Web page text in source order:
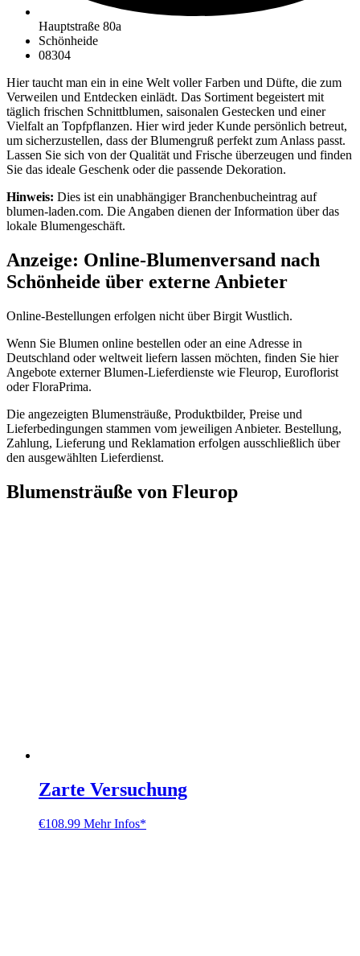
Hauptstraße 80a
Schönheide
08304
Hier taucht man ein in eine Welt voller Farben und Düfte, die zum
Verweilen und Entdecken einlädt. Das Sortiment begeistert mit
täglich frischen Schnittblumen, saisonalen Gestecken und einer
Vielfalt an Topfpflanzen. Hier wird jeder Kunde persönlich betreut,
um sicherzustellen, dass der Blumengruß perfekt zum Anlass passt.
Lassen Sie sich von der Qualität und Frische überzeugen und finden
Sie das ideale Geschenk oder die passende Dekoration.
Hinweis: Dies ist ein unabhängiger Branchenbucheintrag auf
blumen-laden.com. Die Angaben dienen der Information über das
lokale Blumengeschäft.
Anzeige: Online-Blumenversand nach
Schönheide über externe Anbieter
Online-Bestellungen erfolgen nicht über Birgit Wustlich.
Wenn Sie Blumen online bestellen oder an eine Adresse in
Deutschland oder weltweit liefern lassen möchten, finden Sie hier
Angebote externer Blumen-Lieferdienste wie Fleurop, Euroflorist
oder FloraPrima.
Die angezeigten Blumensträuße, Produktbilder, Preise und
Lieferbedingungen stammen vom jeweiligen Anbieter. Bestellung,
Zahlung, Lieferung und Reklamation erfolgen ausschließlich über
den ausgewählten Lieferdienst.
Blumensträuße von Fleurop
Zarte Versuchung
€108.99 Mehr Infos*